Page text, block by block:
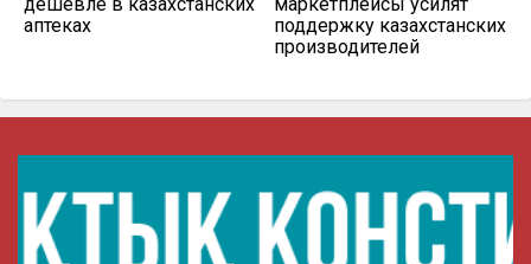
дешевле в казахстанских
аптеках
маркетплейсы усилят
поддержку казахстанских
производителей